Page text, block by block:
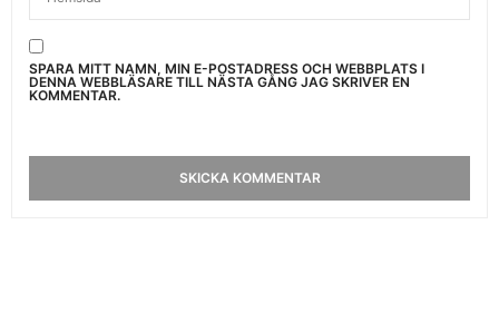
SPARA MITT NAMN, MIN E-POSTADRESS OCH WEBBPLATS I
DENNA WEBBLÄSARE TILL NÄSTA GÅNG JAG SKRIVER EN
KOMMENTAR.